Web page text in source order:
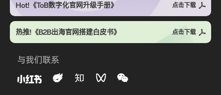
Hot!《ToB数字化官网升级手册》 点击下载
热推!《B2B出海官网搭建白皮书》 点击下载
与我们联系